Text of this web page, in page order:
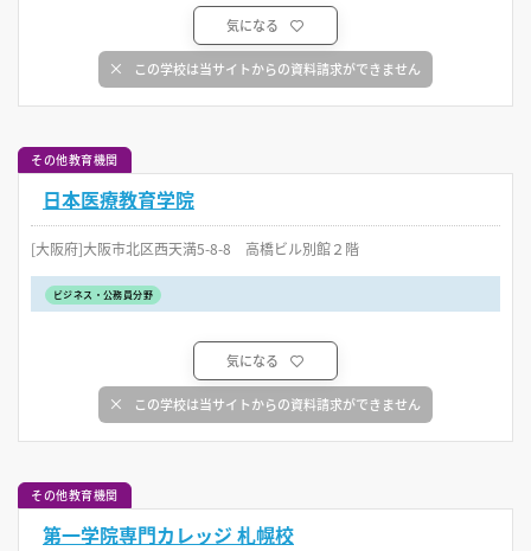
気になる
この学校は当サイトからの資料請求ができません
その他教育機関
日本医療教育学院
[大阪府]大阪市北区西天満5-8-8 高橋ビル別館２階
ビジネス・公務員分野
気になる
この学校は当サイトからの資料請求ができません
その他教育機関
第一学院専門カレッジ 札幌校